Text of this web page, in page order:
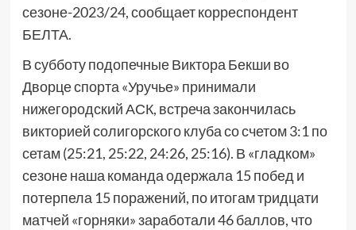
сезоне-2023/24, сообщает корреспондент
БЕЛТА.
В субботу подопечные Виктора Бекши во
Дворце спорта «Уручье» принимали
нижегородский АСК, встреча закончилась
викторией солигорского клуба со счетом 3:1 по
сетам (25:21, 25:22, 24:26, 25:16). В «гладком»
сезоне наша команда одержала 15 побед и
потерпела 15 поражений, по итогам тридцати
матчей «горняки» заработали 46 баллов, что